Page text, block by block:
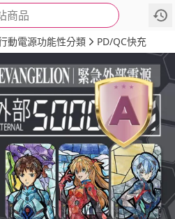
商品
詳情
動電源功能性分類 PD/QC快充